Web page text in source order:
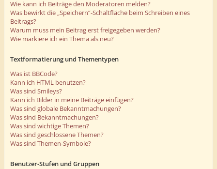
Wie kann ich Beiträge den Moderatoren melden?
Was bewirkt die „Speichern“-Schaltfläche beim Schreiben eines
Beitrags?
Warum muss mein Beitrag erst freigegeben werden?
Wie markiere ich ein Thema als neu?
Textformatierung und Thementypen
Was ist BBCode?
Kann ich HTML benutzen?
Was sind Smileys?
Kann ich Bilder in meine Beiträge einfügen?
Was sind globale Bekanntmachungen?
Was sind Bekanntmachungen?
Was sind wichtige Themen?
Was sind geschlossene Themen?
Was sind Themen-Symbole?
Benutzer-Stufen und Gruppen